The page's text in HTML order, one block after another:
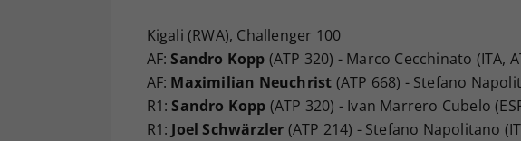
Kigali (RWA), Challenger 100
AF:Sandro Kopp (ATP 320) - Marco Cecchinato (ITA,
AF: Maximilian Neuchrist (ATP 668) - Stefano
R1:Sandro Kopp (ATP 320) - Ivan Marrero Cubelo
R1: Joel Schwärzler (ATP 214) - Stefano Napolitano